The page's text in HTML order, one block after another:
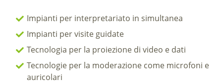
Impianti per interpretariato in simultanea
Impianti per visite guidate
Tecnologia per la proiezione di video e dati
Tecnologie per la moderazione come microfoni e
auricolari